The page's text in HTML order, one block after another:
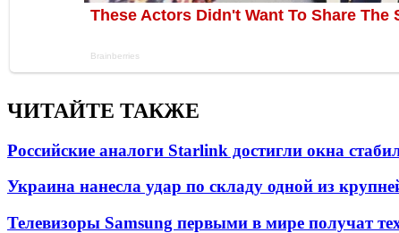
ЧИТАЙТЕ ТАКЖЕ
Российские аналоги Starlink достигли окна
Украина нанесла удар по складу одной из
Телевизоры Samsung первыми в мире получат